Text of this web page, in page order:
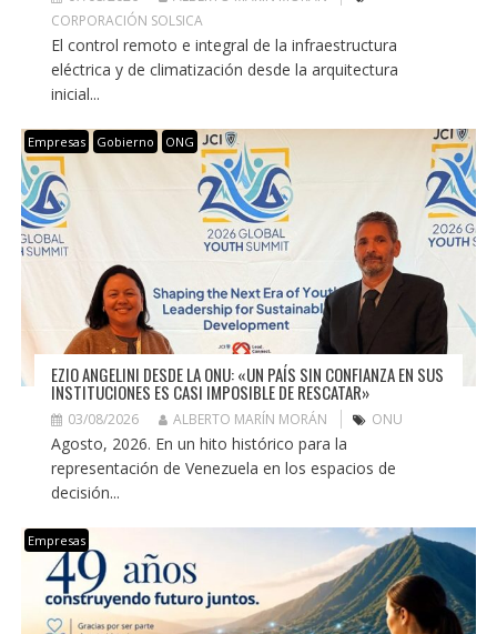
CORPORACIÓN SOLSICA
El control remoto e integral de la infraestructura
eléctrica y de climatización desde la arquitectura
inicial...
Empresas Gobierno ONG
EZIO ANGELINI DESDE LA ONU: «UN PAÍS SIN CONFIANZA EN SUS
INSTITUCIONES ES CASI IMPOSIBLE DE RESCATAR»
03/08/2026 ALBERTO MARÍN MORÁN ONU
Agosto, 2026. En un hito histórico para la
representación de Venezuela en los espacios de
decisión...
Empresas